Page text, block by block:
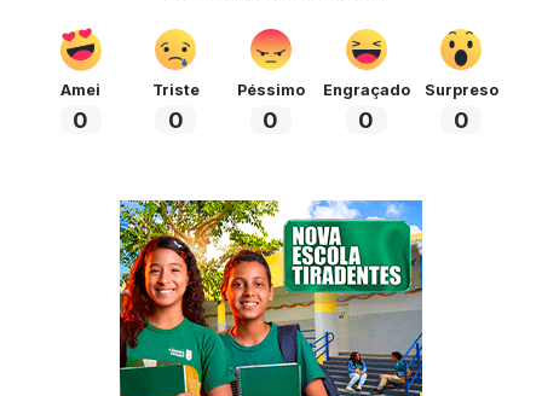
Amei
0
Triste
0
Péssimo
0
Engraçado
0
Surpreso
0